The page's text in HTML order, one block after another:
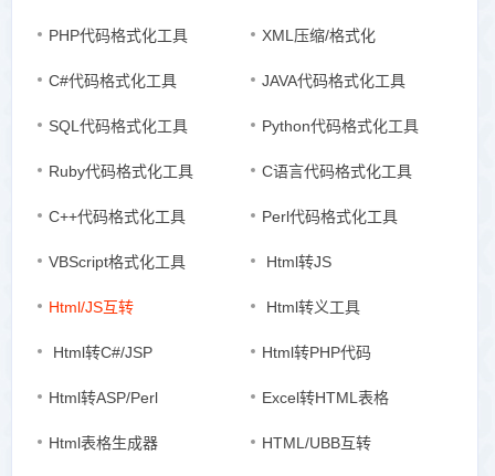
PHP代码格式化工具 XML压缩/格式化
C#代码格式化工具 JAVA代码格式化工具
SQL代码格式化工具 Python代码格式化工具
Ruby代码格式化工具 C语言代码格式化工具
C++代码格式化工具 Perl代码格式化工具
VBScript格式化工具 Html转JS
Html/JS互转 Html转义工具
Html转C#/JSP Html转PHP代码
Html转ASP/Perl Excel转HTML表格
Html表格生成器 HTML/UBB互转